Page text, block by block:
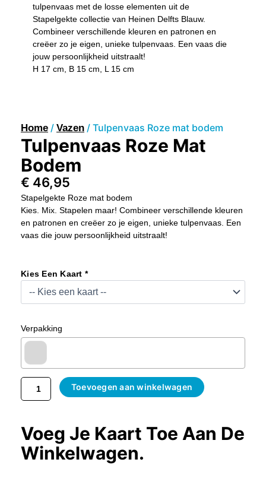
tulpenvaas met de losse elementen uit de
Stapelgekte collectie van Heinen Delfts Blauw.
Combineer verschillende kleuren en patronen en
creëer zo je eigen, unieke tulpenvaas. Een vaas die
jouw persoonlijkheid uitstraalt!
H 17 cm, B 15 cm, L 15 cm
Home / Vazen / Tulpenvaas Roze mat bodem
Tulpenvaas Roze Mat
Bodem
€ 46,95
Stapelgekte Roze mat bodem
Kies. Mix. Stapelen maar! Combineer verschillende kleuren
en patronen en creëer zo je eigen, unieke tulpenvaas. Een
vaas die jouw persoonlijkheid uitstraalt!
Kies Een Kaart *
Verpakking
Roze
Mat
Bodem
Aantal
Toevoegen aan winkelwagen
Voeg Je Kaart Toe Aan De
Winkelwagen.